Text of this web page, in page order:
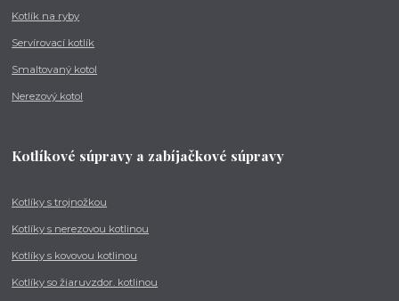
Kotlík na ryby
Servírovací kotlík
Smaltovaný kotol
Nerezový kotol
Kotlíkové súpravy a zabíjačkové súpravy
Kotlíky s trojnožkou
Kotlíky s nerezovou kotlinou
Kotlíky s kovovou kotlinou
Kotlíky so žiaruvzdor. kotlinou